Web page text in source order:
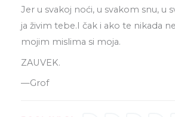
Jer u svakoj noći, u svakom snu, u
ja živim tebe.I čak i ako te nikada
mojim mislima si moja.
ZAUVEK.
—Grof